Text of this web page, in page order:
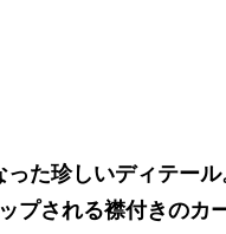
た珍しいディテール
プされる襟付きのカ